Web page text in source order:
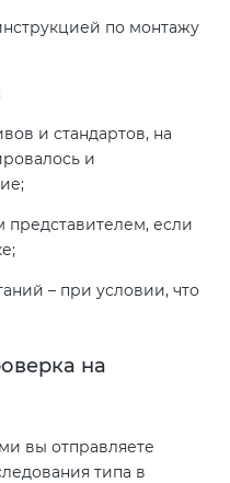
по монтажу
и стандартов, на
и
представителем, если
– при условии, что
на
вы отправляете
типа в